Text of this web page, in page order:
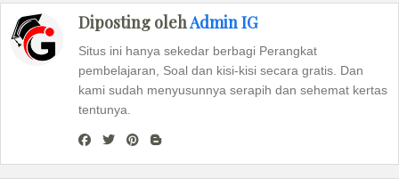
Diposting olehAdmin IG
Situs ini hanya sekedar berbagi Perangkat
pembelajaran, Soal dan kisi-kisi secara gratis. Dan
kami sudah menyusunnya serapih dan sehemat kertas
tentunya.